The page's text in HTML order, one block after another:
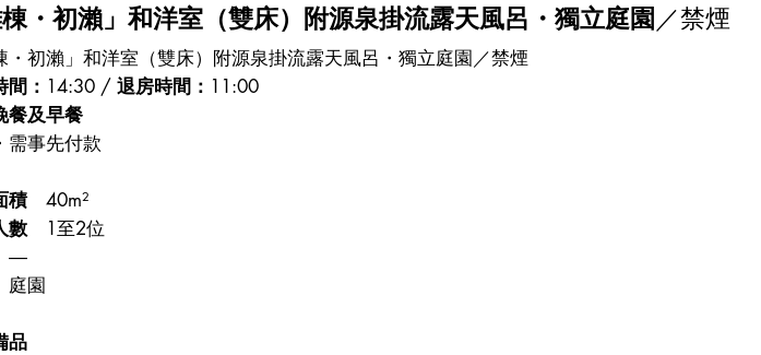
棟・初瀨」和洋室（雙床）附源泉掛流露天風呂・獨立庭園 ／禁煙
・初瀨」和洋室（雙床）附源泉掛流露天風呂・獨立庭園／禁煙
間： 14:30 / 退房時間： 11:00
餐及早餐
需事先付款
積40m²
數1至2位
園
品